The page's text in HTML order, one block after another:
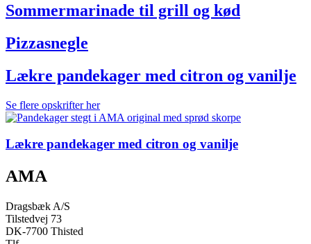
Sommermarinade til grill og kød
Pizzasnegle
Lækre pandekager med citron og vanilje
Se flere opskrifter her
Lækre pandekager med citron og vanilje
AMA
Dragsbæk A/S
Tilstedvej 73
DK-7700 Thisted